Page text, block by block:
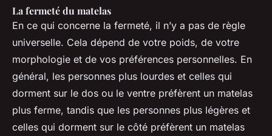
La fermeté du matelas
En ce qui concerne la fermeté, il n’y a pas de règle
universelle. Cela dépend de votre poids, de votre
morphologie et de vos préférences personnelles. En
général, les personnes plus lourdes et celles qui
dorment sur le dos ou le ventre préfèrent un matelas
plus ferme, tandis que les personnes plus légères et
celles qui dorment sur le côté préfèrent un matelas